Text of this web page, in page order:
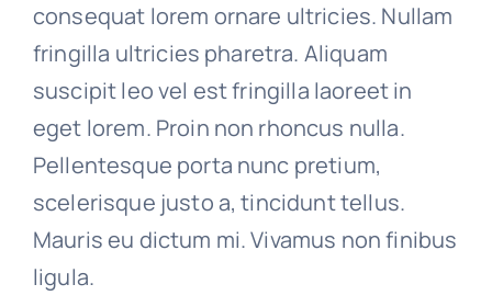
consequat lorem ornare ultricies. Nullam
fringilla ultricies pharetra. Aliquam
suscipit leo vel est fringilla laoreet in
eget lorem. Proin non rhoncus nulla.
Pellentesque porta nunc pretium,
scelerisque justo a, tincidunt tellus.
Mauris eu dictum mi. Vivamus non finibus
ligula.